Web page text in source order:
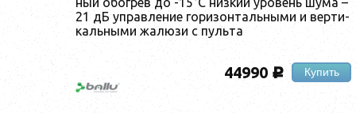
21 дБ уп­равле­ние го­ризон­таль­ны­ми и вер­ти­
каль­ны­ми жа­люзи с пуль­та
44990 c Купить